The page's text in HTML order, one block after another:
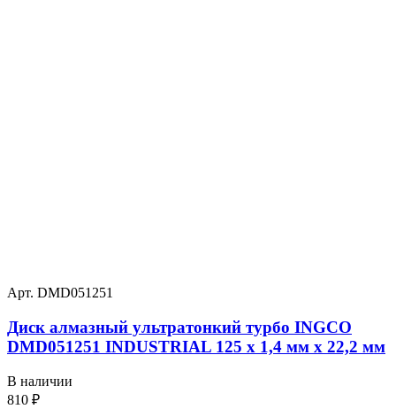
Арт. DMD051251
Диск алмазный ультратонкий турбо INGCO
DMD051251 INDUSTRIAL 125 х 1,4 мм x 22,2 мм
В наличии
810 ₽